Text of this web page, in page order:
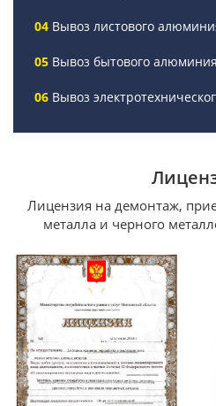
Вывоз листового
Вывоз бытового алюминия
Вывоз
Лицензия на демонтаж,
металла и черного